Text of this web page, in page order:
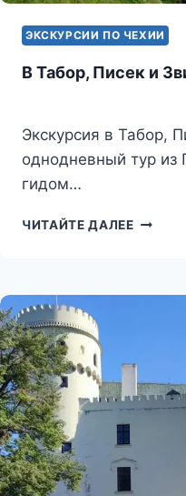
ЭКСКУРСИИ ПО ЧЕХИИ
В Табор, Писек и
Экскурсия в Табор,
однодневный тур из
гидом…
ЧИТАЙТЕ ДАЛЕЕВ